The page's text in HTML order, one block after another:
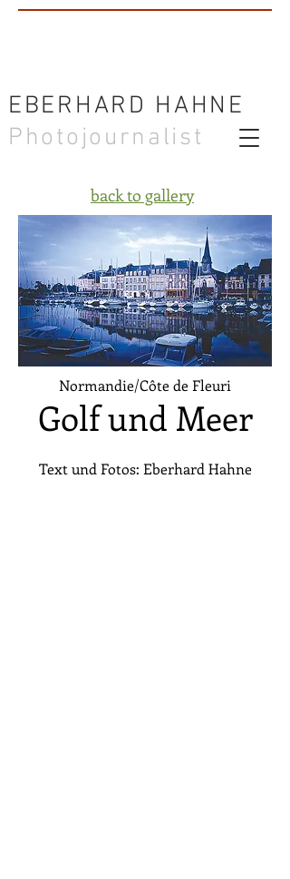
EBERHARD HAHNE
Photojournalist
back to gallery
Normandie/Côte de Fleuri
Golf und Meer
Text und Fotos: Eberhard Hahne